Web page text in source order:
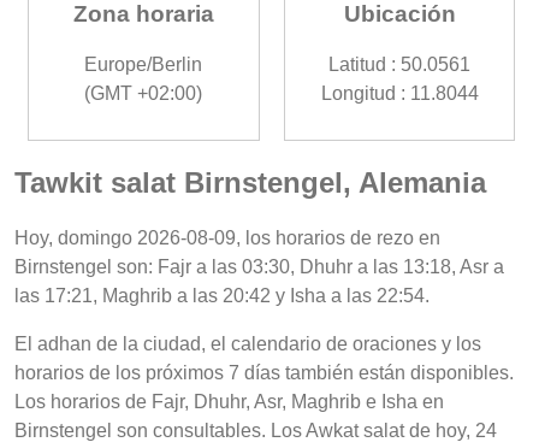
Zona horaria
Europe/Berlin
(GMT +02:00)
Ubicación
Latitud : 50.0561
Longitud : 11.8044
Tawkit salat Birnstengel, Alemania
Hoy, domingo 2026-08-09, los horarios de rezo en
Birnstengel son: Fajr a las 03:30, Dhuhr a las 13:18, Asr a
las 17:21, Maghrib a las 20:42 y Isha a las 22:54.
El adhan de la ciudad, el calendario de oraciones y los
horarios de los próximos 7 días también están disponibles.
Los horarios de Fajr, Dhuhr, Asr, Maghrib e Isha en
Birnstengel son consultables. Los Awkat salat de hoy, 24